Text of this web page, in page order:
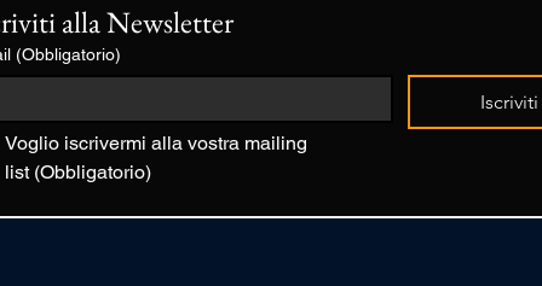
alla Newsletter
(Obbligatorio)
Iscriviti
Voglio iscrivermi alla vostra mailing
list (Obbligatorio)